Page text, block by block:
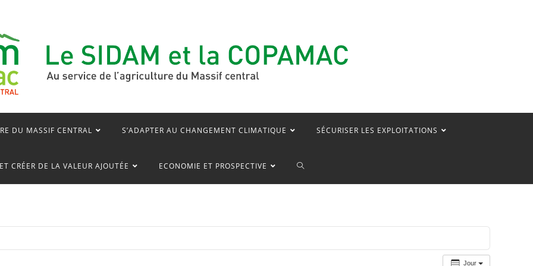
DU MASSIF CENTRAL S’ADAPTER AU CHANGEMENT CLIMATIQUE SÉCURISER LES EXPLOITATIONS
CRÉER DE LA VALEUR AJOUTÉE ECONOMIE ET PROSPECTIVE TOGGLE
Jour